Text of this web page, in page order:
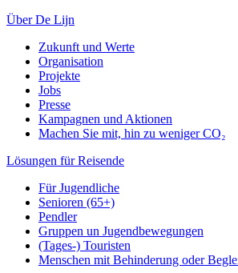
Über De Lijn
Zukunft und Werte
Organisation
Projekte
Jobs
Presse
Kampagnen und Aktionen
Machen Sie mit, hin zu weniger CO₂
Lösungen für Reisende
Für Jugendliche
Senioren (65+)
Pendler
Gruppen un Jugendbewegungen
(Tages-) Touristen
Menschen mit Behinderung oder